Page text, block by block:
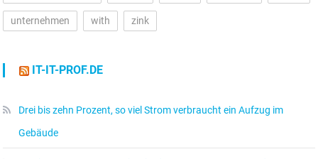
unternehmen with zink
IT-IT-PROF.DE
Drei bis zehn Prozent, so viel Strom verbraucht ein Aufzug im
Gebäude